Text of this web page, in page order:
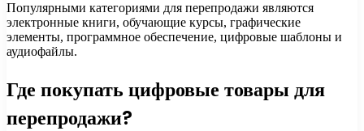
Популярными категориями для перепродажи являются
электронные книги, обучающие курсы, графические
элементы, программное обеспечение, цифровые шаблоны и
аудиофайлы.
Где покупать цифровые товары для
перепродажи?